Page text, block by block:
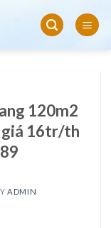
120m2
giá 16tr/th
ADMIN